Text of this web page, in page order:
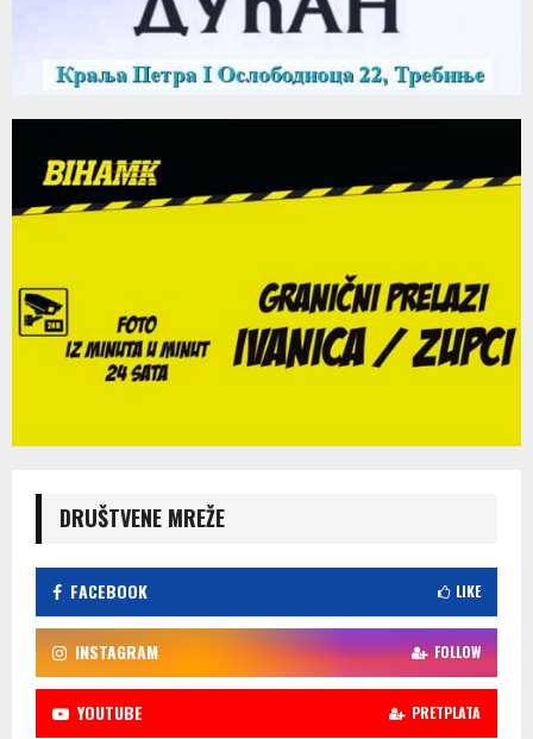
DRUŠTVENE MREŽE
FACEBOOK LIKE
INSTAGRAM FOLLOW
YOUTUBE PRETPLATA